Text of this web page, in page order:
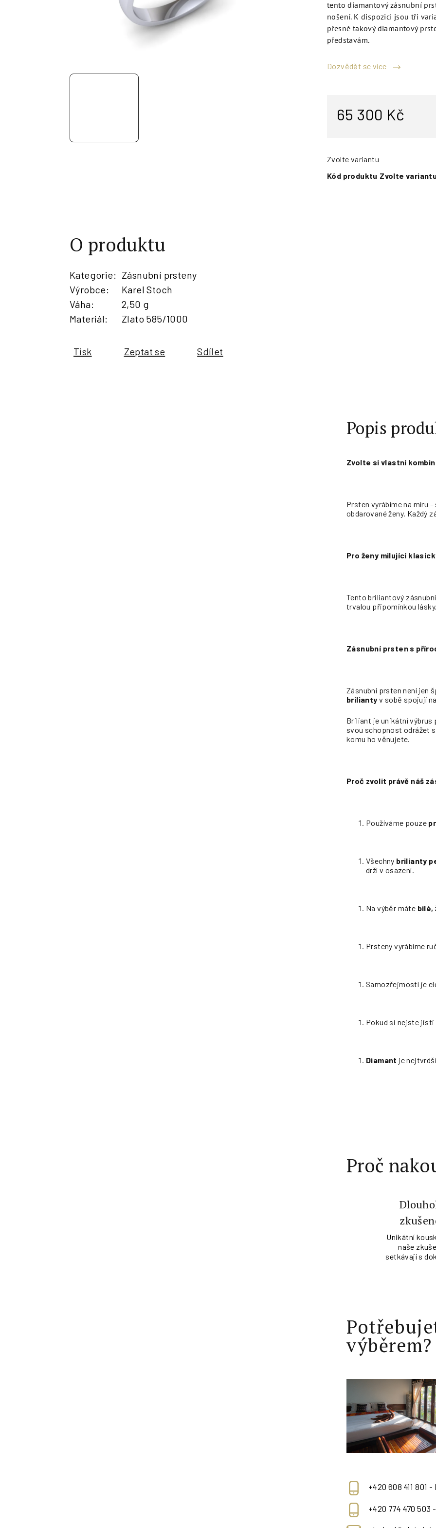
tento diamantový zásnubní
nošení. K dispozici jsou tři
přesně takový diamantový
představám.
Dozvědět se více
65 300 Kč
Zvolte variantu
Kód produktu Zvolte
O produktu
Kategorie: Zásnubní prsteny
Výrobce:
Karel Stoch
Váha:
2,50 g
Materiál: Zlato 585/1000
Tisk Zeptat se Sdílet
Popis
Zvolte si vlastní
Prsten vyrábíme na míru
obdarované ženy. Každý
Pro ženy milující
Tento briliantový
trvalou připomínkou
Zásnubní prsten s
Zásnubní prsten není jen
brilianty v sobě spojují
Briliant je unikátní
svou schopnost odrážet
komu ho věnujete.
Proč zvolit právě náš
Používáme pouze
Všechny brilianty
drží v osazení.
Na výběr máte bílé,
Prsteny vyrábíme
Samozřejmostí je
Pokud si nejste
Diamant je
Proč
Unikátní
naše
setkávají s
výběrem?
+420 608 411 801
+420 774 470 503